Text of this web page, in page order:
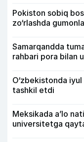
Pokiston sobiq
zo‘rlashda
Samarqandda
rahbari pora bilan
O‘zbekistonda
tashkil etdi
Meksikada a’lo
universitetga